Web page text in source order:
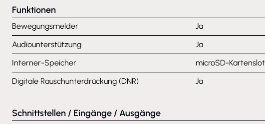
Funktionen
Bewegungsmelder
Ja
Audiounterstützung
Ja
Interner-Speicher
microSD-Kartenslot
Digitale Rauschunterdrückung (DNR)
Ja
Schnittstellen / Eingänge / Ausgänge